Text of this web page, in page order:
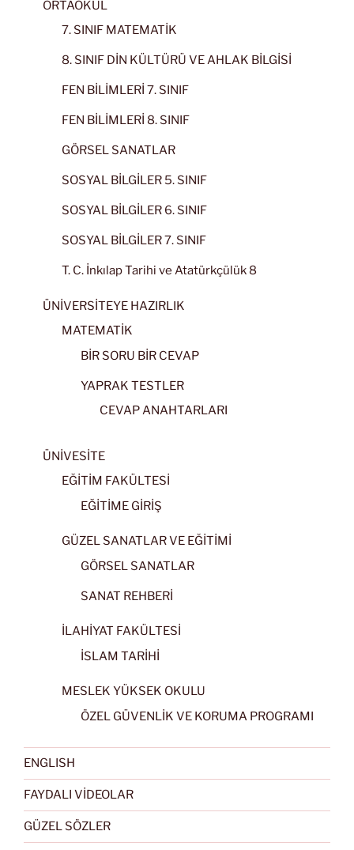
ORTAOKUL
7. SINIF MATEMATİK
8. SINIF DİN KÜLTÜRÜ VE AHLAK BİLGİSİ
FEN BİLİMLERİ 7. SINIF
FEN BİLİMLERİ 8. SINIF
GÖRSEL SANATLAR
SOSYAL BİLGİLER 5. SINIF
SOSYAL BİLGİLER 6. SINIF
SOSYAL BİLGİLER 7. SINIF
T. C. İnkılap Tarihi ve Atatürkçülük 8
ÜNİVERSİTEYE HAZIRLIK
MATEMATİK
BİR SORU BİR CEVAP
YAPRAK TESTLER
CEVAP ANAHTARLARI
ÜNİVESİTE
EĞİTİM FAKÜLTESİ
EĞİTİME GİRİŞ
GÜZEL SANATLAR VE EĞİTİMİ
GÖRSEL SANATLAR
SANAT REHBERİ
İLAHİYAT FAKÜLTESİ
İSLAM TARİHİ
MESLEK YÜKSEK OKULU
ÖZEL GÜVENLİK VE KORUMA PROGRAMI
ENGLISH
FAYDALI VİDEOLAR
GÜZEL SÖZLER